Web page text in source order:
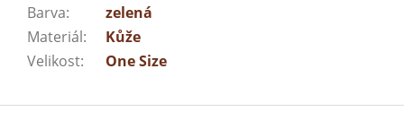
Barva:
zelená
Materiál:
Kůže
Velikost: One Size